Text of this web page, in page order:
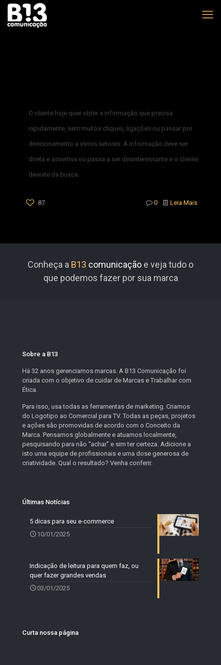
O cliente hoje quer obter a informação que precisa
rapidamente, sem muitos cliques, ligações ou passar por
direcionamento a vários setores. A informação deve ser
direta e assertiva ou passa a ser desinteressante e o cliente
desiste da busca.
87 0 Leia Mais
Conheça a B13 comunicação e veja tudo o
que podemos fazer por sua marca
Sobre a B13
Há 32 anos gerenciamos marcas. A B13 Comunicação foi
criada com o objetivo de cuidar de Marcas e Trabalhar com
Ética.
Para isso, usa todas as ferramentas de marketing. Criamos
do Logotipo ao Comercial para TV. Todas as peças, projetos
e ações são promovidas de acordo com o Conceito da
Marca. Pensamos globalmente e atuamos localmente,
pesquisando para não “achar” e sim ter certeza. Adicione a
isto uma equipe de profissionais e uma dose generosa de
criatividade. Qual o resultado? Venha conferir.
Últimas Notícias
5 dicas para seu e-commerce
10/01/2025
Indicação de leitura para quem faz, ou
quer fazer grandes vendas
03/01/2025
Curta nossa página